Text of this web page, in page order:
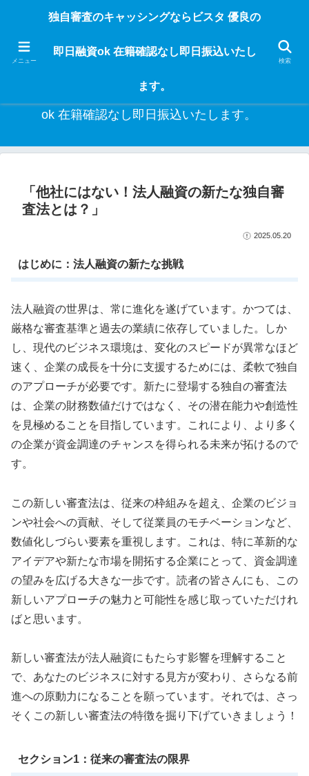
独自審査のフリーローンならビスタなら24時間365日 在籍確認なしで借りれる
な入用があっても安心！融資率97％！仕事をしている人ならブラックでも給料
日返済の１ヶ月融資で借りられるから安心！
独自審査のキャッシングならビスタ 優良の即日融資
ok 在籍確認なし即日振込いたします。
「他社にはない！法人融資の新たな独自審
査法とは？」
2025.05.20
はじめに：法人融資の新たな挑戦
法人融資の世界は、常に進化を遂げています。かつては、
厳格な審査基準と過去の業績に依存していました。しか
し、現代のビジネス環境は、変化のスピードが異常なほど
速く、企業の成長を十分に支援するためには、柔軟で独自
のアプローチが必要です。新たに登場する独自の審査法
は、企業の財務数値だけではなく、その潜在能力や創造性
を見極めることを目指しています。これにより、より多く
の企業が資金調達のチャンスを得られる未来が拓けるので
す。
この新しい審査法は、従来の枠組みを超え、企業のビジョ
ンや社会への貢献、そして従業員のモチベーションなど、
数値化しづらい要素を重視します。これは、特に革新的な
アイデアや新たな市場を開拓する企業にとって、資金調達
の望みを広げる大きな一歩です。読者の皆さんにも、この
新しいアプローチの魅力と可能性を感じ取っていただけれ
ばと思います。
新しい審査法が法人融資にもたらす影響を理解すること
で、あなたのビジネスに対する見方が変わり、さらなる前
進への原動力になることを願っています。それでは、さっ
そくこの新しい審査法の特徴を掘り下げていきましょう！
セクション1：従来の審査法の限界
メニュー
独自審査のキャッシングならビスタ 優良の
即日融資ok 在籍確認なし即日振込いたし
ます。
検索